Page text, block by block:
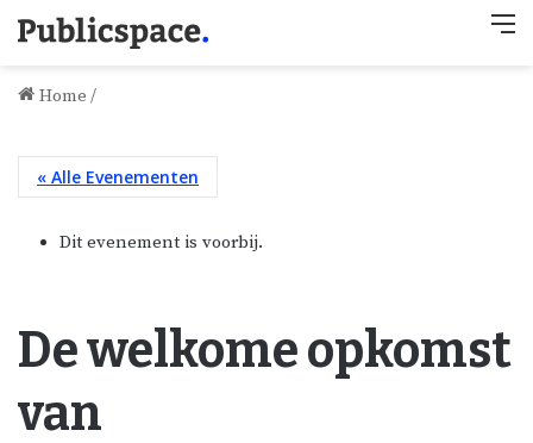
Home /
« Alle Evenementen
Dit evenement is voorbij.
De welkome opkomst
van